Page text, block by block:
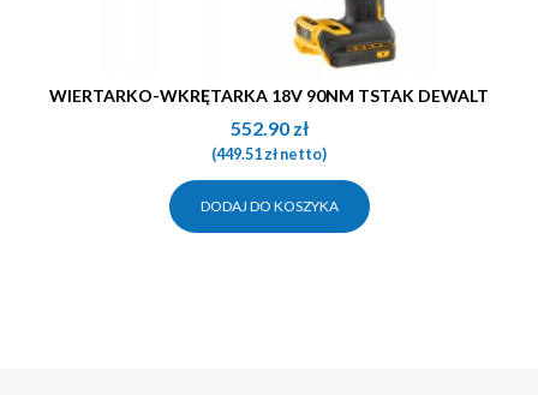
WIERTARKO-WKRĘTARKA 18V 90NM TSTAK DEWALT
552.90 zł
(449.51złnetto)
DODAJ DO KOSZYKA